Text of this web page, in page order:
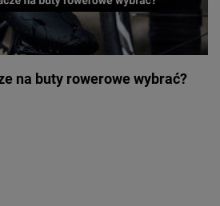
na buty rowerowe wybrać?